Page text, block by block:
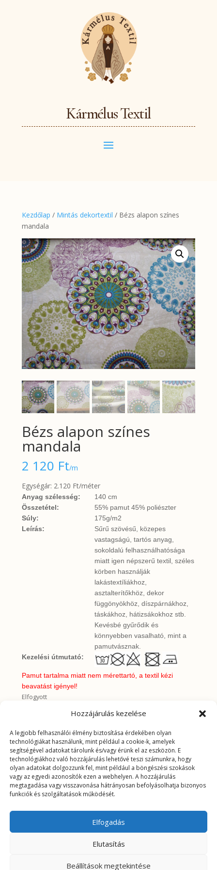
Hozzájárulás kezelése
A legjobb felhasználói élmény biztosítása érdekében olyan
technológiákat használunk, mint például a cookie-k, amelyek
segítségével adatokat tárolunk és/vagy érünk el az eszközön. E
technológiákhoz való hozzájárulás lehetővé teszi számunkra, hogy
olyan adatokat dolgozzunk fel, mint például a böngészési szokások
vagy az egyedi azonosítók ezen a webhelyen. A hozzájárulás
megtagadása vagy visszavonása hátrányosan befolyásolhatja bizonyos
funkciók és szolgáltatások működését.
Elfogadás
Elutasítás
Beállítások megtekintése
Kármélus Textil
Kezdőlap / Mintás dekortextil / Bézs alapon színes
mandala
Bézs alapon színes
mandala
2 120 Ft/m
Egységár: 2.120 Ft/méter
Anyag szélesség:
140 cm
Összetétel:
55% pamut 45% poliészter
Súly:
175g/m2
Leírás:
Sűrű szövésű, közepes
vastagságú, tartós anyag,
sokoldalú felhasználhatósága
miatt igen népszerű textil, széles
körben használják
lakástextíliákhoz,
asztalterítőkhöz, dekor
függönyökhöz, díszpárnákhoz,
táskákhoz, hátizsákokhoz stb.
Kevésbé gyűrődik és
könnyebben vasalható, mint a
pamutvásznak.
Kezelési útmutató:
Pamut tartalma miatt nem mérettartó, a textil kézi
beavatást igényel!
Elfogyott
Kategória:Mintás dekortextil
További információk
További információk
Tömeg 0,2625 kg